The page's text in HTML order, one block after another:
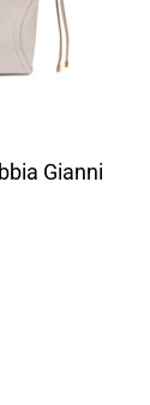
Gianni